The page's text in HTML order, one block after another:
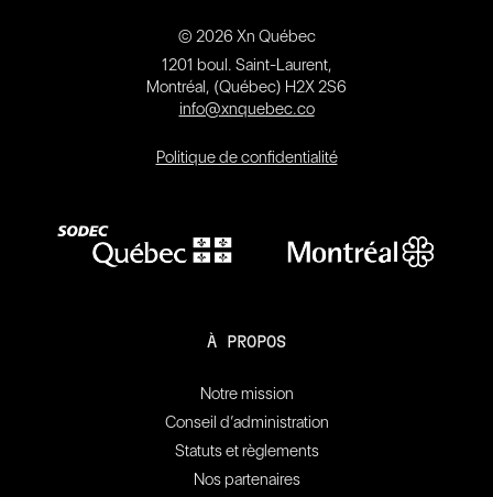
© 2026 Xn Québec
1201 boul. Saint-Laurent,
Montréal, (Québec) H2X 2S6
info@xnquebec.co
Politique de confidentialité
À PROPOS
Notre mission
Conseil d’administration
Statuts et règlements
Nos partenaires